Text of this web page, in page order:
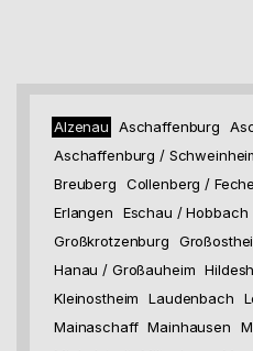
Alzenau Aschaffenburg
Aschaffenburg /
Breuberg
Collenberg /
Erlangen
Eschau / Hobbach
Großkrotzenburg
Hanau / Großauheim
Kleinostheim
Laudenbach
Mainaschaff Mainhausen